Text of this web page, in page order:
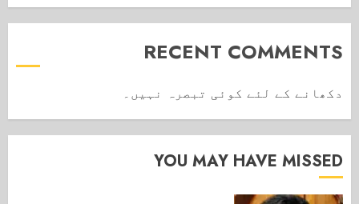
RECENT COMMENTS
دکھانے کے لئے کوئی تبصرہ نہیں۔
YOU MAY HAVE MISSED